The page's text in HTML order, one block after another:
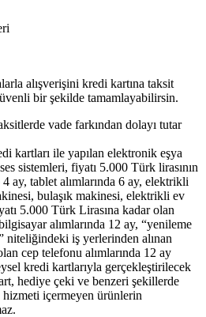
alışverişini kredi kartına taksit
bir şekilde tamamlayabilirsin.
vade farkından dolayı tutar
kartları ile yapılan elektronik eşya
sistemleri, fiyatı 5.000 Türk lirasının
ay, tablet alımlarında 6 ay, elektrikli
bulaşık makinesi, elektrikli ev
5.000 Türk Lirasına kadar olan
alımlarında 12 ay, “yenileme
niteliğindeki iş yerlerinden alınan
cep telefonu alımlarında 12 ay
kredi kartlarıyla gerçekleştirilecek
hediye çeki ve benzeri şekillerde
içermeyen ürünlerin